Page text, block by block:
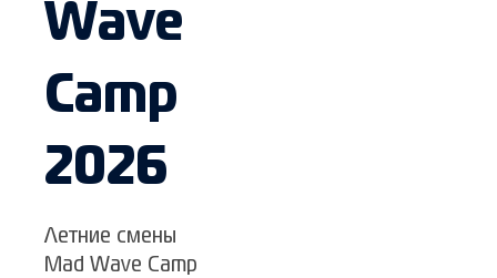
Wave
Camp
2026
Летние смены
Mad Wave Camp